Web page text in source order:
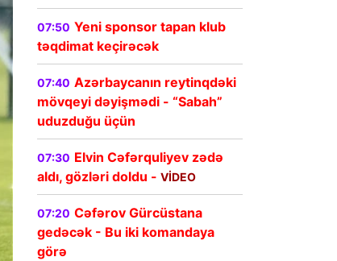
07:50 Yeni sponsor tapan klub
təqdimat keçirəcək
07:40 Azərbaycanın reytinqdəki
mövqeyi dəyişmədi - “Sabah”
uduzduğu üçün
07:30 Elvin Cəfərquliyev zədə
aldı, gözləri doldu - VİDEO
07:20 Cəfərov Gürcüstana
gedəcək - Bu iki komandaya
görə